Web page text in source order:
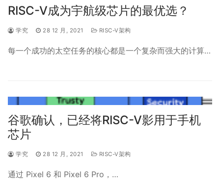
RISC-V成为宇航级芯片的最优选？
学究 28 12 月, 2021 RISC-V架构
每一个成功的太空任务的核心都是一个复杂而强大的计算…
谷歌确认，已经将RISC-V影用于手机
芯片
学究 28 12 月, 2021 RISC-V架构
通过 Pixel 6 和 Pixel 6 Pro，…